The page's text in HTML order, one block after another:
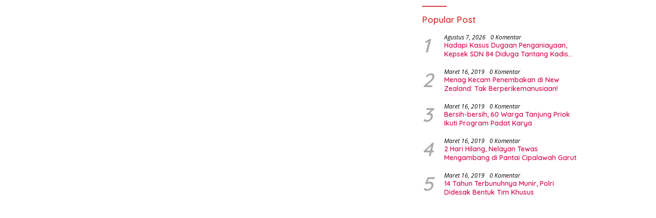
Popular Post
1 Agustus 7, 2026 0 Komentar
Hadapi Kasus Dugaan Penganiayaan,
Kepsek SDN 84 Diduga Tantang Kadis
2 Maret 16, 2019 0 Komentar
Menag Kecam Penembakan di New
Zealand: Tak Berperikemanusiaan!
3 Maret 16, 2019 0 Komentar
Bersih-bersih, 60 Warga Tanjung Priok
Ikuti Program Padat Karya
4 Maret 16, 2019 0 Komentar
2 Hari Hilang, Nelayan Tewas
Mengambang di Pantai Cipalawah Garut
5 Maret 16, 2019 0 Komentar
14 Tahun Terbunuhnya Munir, Polri
Didesak Bentuk Tim Khusus